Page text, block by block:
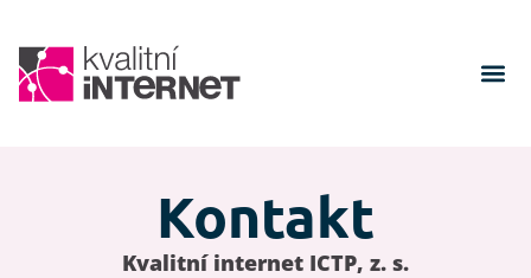
Kontakt
Kvalitní internet ICTP, z. s.